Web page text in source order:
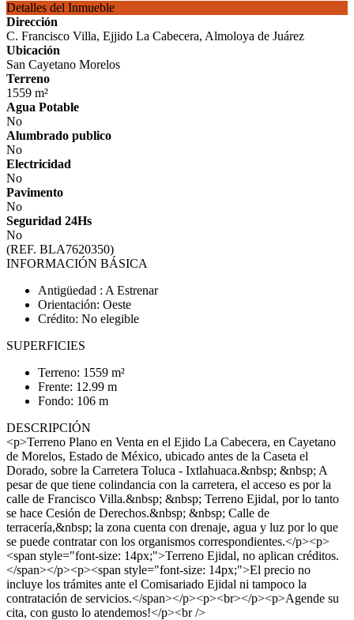
Detalles del Inmueble
Dirección
C. Francisco Villa, Ejjido La Cabecera, Almoloya de Juárez
Ubicación
San Cayetano Morelos
Terreno
1559 m²
Agua Potable
No
Alumbrado publico
No
Electricidad
No
Pavimento
No
Seguridad 24Hs
No
(REF. BLA7620350)
INFORMACIÓN BÁSICA
Antigüedad : A Estrenar
Orientación: Oeste
Crédito: No elegible
SUPERFICIES
Terreno: 1559 m²
Frente: 12.99 m
Fondo: 106 m
DESCRIPCIÓN
<p>Terreno Plano en Venta en el Ejido La Cabecera, en Cayetano
de Morelos, Estado de México, ubicado antes de la Caseta el
Dorado, sobre la Carretera Toluca - Ixtlahuaca.&nbsp; &nbsp; A
pesar de que tiene colindancia con la carretera, el acceso es por la
calle de Francisco Villa.&nbsp; &nbsp; Terreno Ejidal, por lo tanto
se hace Cesión de Derechos.&nbsp; &nbsp; Calle de
terracería,&nbsp; la zona cuenta con drenaje, agua y luz por lo que
se puede contratar con los organismos correspondientes.</p><p>
<span style="font-size: 14px;">Terreno Ejidal, no aplican créditos.
</span></p><p><span style="font-size: 14px;">El precio no
incluye los trámites ante el Comisariado Ejidal ni tampoco la
contratación de servicios.</span></p><p><br></p><p>Agende su
cita, con gusto lo atendemos!</p><br />